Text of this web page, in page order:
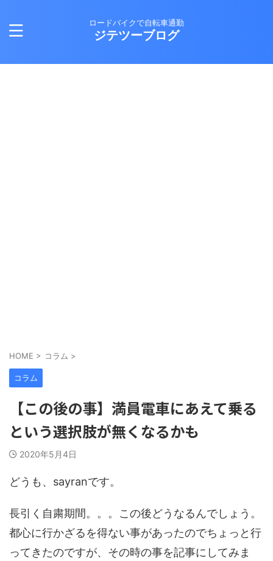
ロードバイクで自転車通勤
ジテツーブログ
HOME > コラム >
コラム
【この後の事】満員電車にあえて乗る
という選択肢が無くなるかも
2020年5月4日
どうも、sayranです。
長引く自粛期間。。。この後どうなるんでしょう。
都心に行かざるを得ない事があったのでちょっと行
ってきたのですが、その時の事を記事にしてみま